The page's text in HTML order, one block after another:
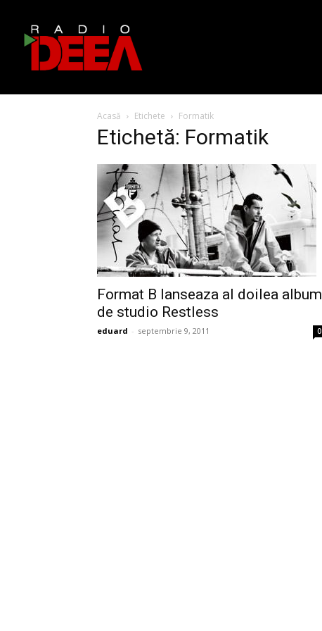
Acasă Etichete Formatik
Etichetă: Formatik
Format B lanseaza al doilea album
de studio Restless
eduard - septembrie 9, 2011 0